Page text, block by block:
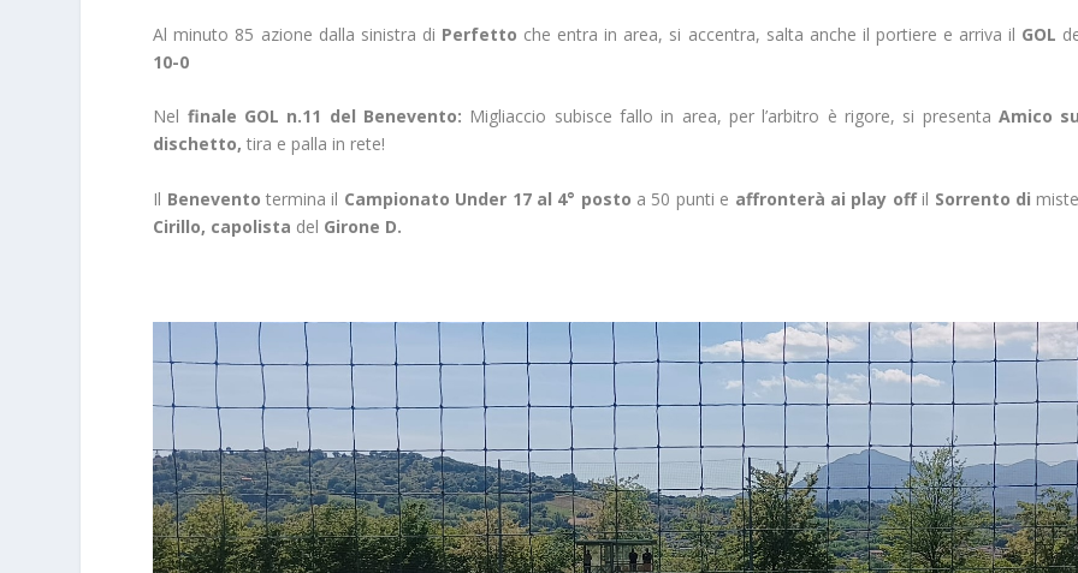
Al minuto 85 azione dalla sinistra di Perfetto che entra in area, si accentra, salta anche il portiere e arriva il GOL
10-0
Nel finale GOL n.11 del Benevento: Migliaccio subisce fallo in area, per l’arbitro è rigore, si presentaAmico
dischetto, tira e palla in rete!
Il Benevento termina il Campionato Under 17 al 4° posto a 50 punti e affronterà ai play off il Sorrento di
Cirillo, capolista del Girone D.